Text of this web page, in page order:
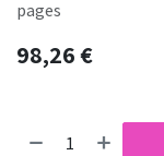
pages
98,26€